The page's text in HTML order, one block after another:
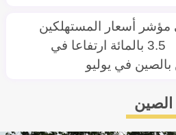
في مؤشر أسعار المستهلكين
3.5 بالمائة ارتفاعا في
في يوليو
الصين